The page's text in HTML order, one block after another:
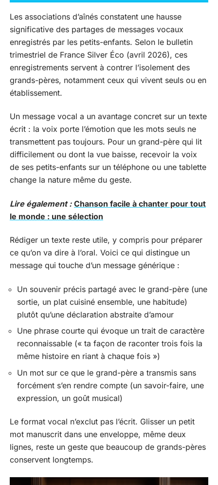
Les associations d’aînés constatent une hausse
significative des partages de messages vocaux
enregistrés par les petits-enfants. Selon le bulletin
trimestriel de France Silver Éco (avril 2026), ces
enregistrements servent à contrer l’isolement des
grands-pères, notamment ceux qui vivent seuls ou en
établissement.
Un message vocal a un avantage concret sur un texte
écrit : la voix porte l’émotion que les mots seuls ne
transmettent pas toujours. Pour un grand-père qui lit
difficilement ou dont la vue baisse, recevoir la voix
de ses petits-enfants sur un téléphone ou une tablette
change la nature même du geste.
Lire également : Chanson facile à chanter pour tout
le monde : une sélection
Rédiger un texte reste utile, y compris pour préparer
ce qu’on va dire à l’oral. Voici ce qui distingue un
message qui touche d’un message générique :
Un souvenir précis partagé avec le grand-père (une
sortie, un plat cuisiné ensemble, une habitude)
plutôt qu’une déclaration abstraite d’amour
Une phrase courte qui évoque un trait de caractère
reconnaissable (« ta façon de raconter trois fois la
même histoire en riant à chaque fois »)
Un mot sur ce que le grand-père a transmis sans
forcément s’en rendre compte (un savoir-faire, une
expression, un goût musical)
Le format vocal n’exclut pas l’écrit. Glisser un petit
mot manuscrit dans une enveloppe, même deux
lignes, reste un geste que beaucoup de grands-pères
conservent longtemps.